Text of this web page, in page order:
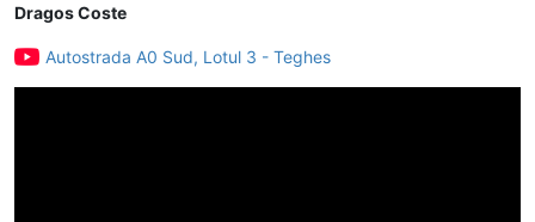
Dragos Coste
Autostrada A0 Sud, Lotul 3 - Teghes